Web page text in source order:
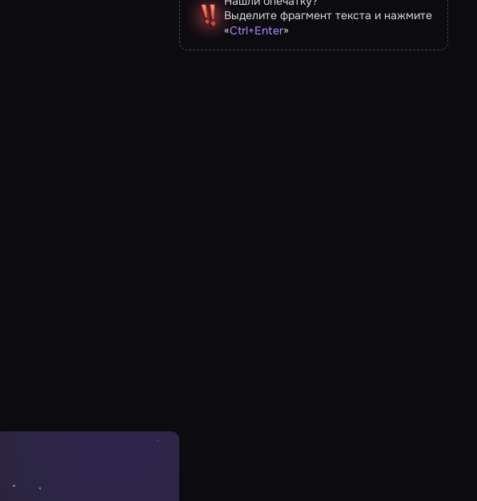
Выделите фрагмент текста и нажмите
«Ctrl+Enter»